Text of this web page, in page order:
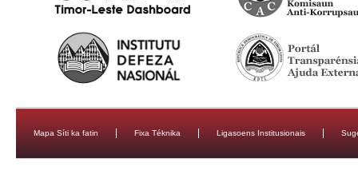
Mapa Síti ka fatin Fixa Téknika Ligasoens Institusionais